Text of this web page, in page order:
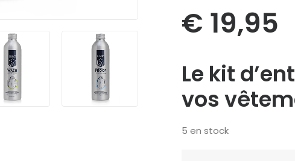
€ 19,95
Le kit
vos
5 en stock